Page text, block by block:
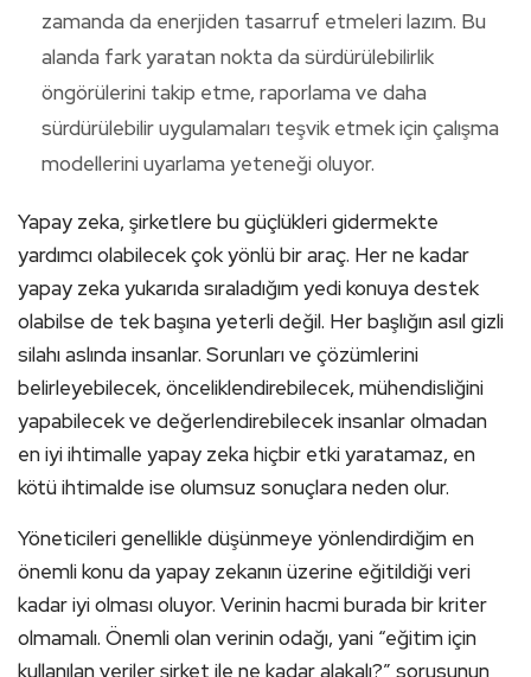
zamanda da enerjiden tasarruf etmeleri lazım. Bu
alanda fark yaratan nokta da sürdürülebilirlik
öngörülerini takip etme, raporlama ve daha
sürdürülebilir uygulamaları teşvik etmek için çalışma
modellerini uyarlama yeteneği oluyor.
Yapay zeka, şirketlere bu güçlükleri gidermekte
yardımcı olabilecek çok yönlü bir araç. Her ne kadar
yapay zeka yukarıda sıraladığım yedi konuya destek
olabilse de tek başına yeterli değil. Her başlığın asıl gizli
silahı aslında insanlar. Sorunları ve çözümlerini
belirleyebilecek, önceliklendirebilecek, mühendisliğini
yapabilecek ve değerlendirebilecek insanlar olmadan
en iyi ihtimalle yapay zeka hiçbir etki yaratamaz, en
kötü ihtimalde ise olumsuz sonuçlara neden olur.
Yöneticileri genellikle düşünmeye yönlendirdiğim en
önemli konu da yapay zekanın üzerine eğitildiği veri
kadar iyi olması oluyor. Verinin hacmi burada bir kriter
olmamalı. Önemli olan verinin odağı, yani “eğitim için
kullanılan veriler şirket ile ne kadar alakalı?” sorusunun